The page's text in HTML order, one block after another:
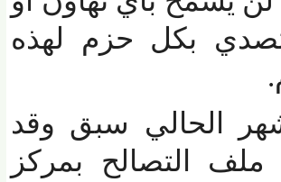
بكل حزم لهذه
الحالي سبق وقد
التصالح بمركز